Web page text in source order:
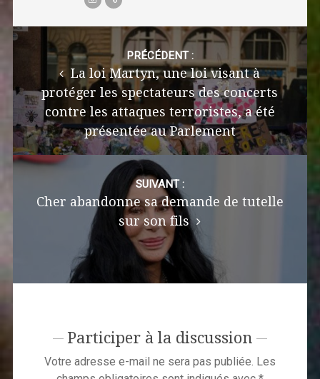
Post
navigation
PRÉCÉDENT :
La loi Martyn, une loi visant à
protéger les spectateurs des concerts
contre les attaques terroristes, a été
présentée au Parlement
SUIVANT :
Cher abandonne sa demande de tutelle
sur son fils
Participer à la discussion
Votre adresse e-mail ne sera pas publiée. Les